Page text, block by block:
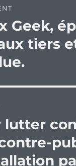
:
Geek,
tiers
lutter